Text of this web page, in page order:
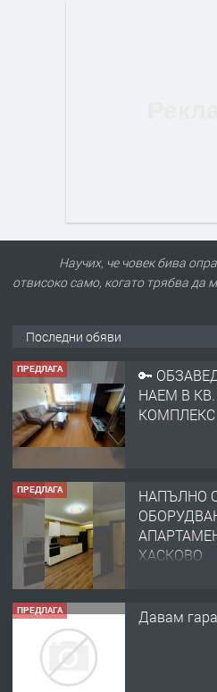
Научих, че човек бива
отвисоко само, когато трябва да
Последни обяви
🔑
НАЕМ В
КОМПЛЕКС
ПРЕДЛАГА
НАПЪЛНО
ПРЕДЛАГА Давам
ПРЕДЛАГА
№4120